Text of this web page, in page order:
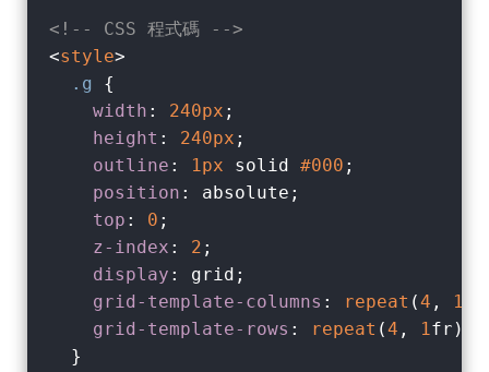
<!-- CSS 程式碼 -->
<style>
.g
{
width : 240px ;
height : 240px ;
outline : 1px solid #000 ;
position : absolute;
top : 0 ;
z-index : 2 ;
display : grid;
grid-template-columns : repeat (4 , 1
grid-template-rows : repeat (4 , 1fr);
  }